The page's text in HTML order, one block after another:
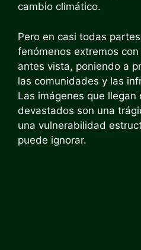
cambio climático.
Pero en casi todas
fenómenos extremos
antes vista, poniendo a
las comunidades y las
Las imágenes que llegan
devastados son una
una vulnerabilidad
puede ignorar.